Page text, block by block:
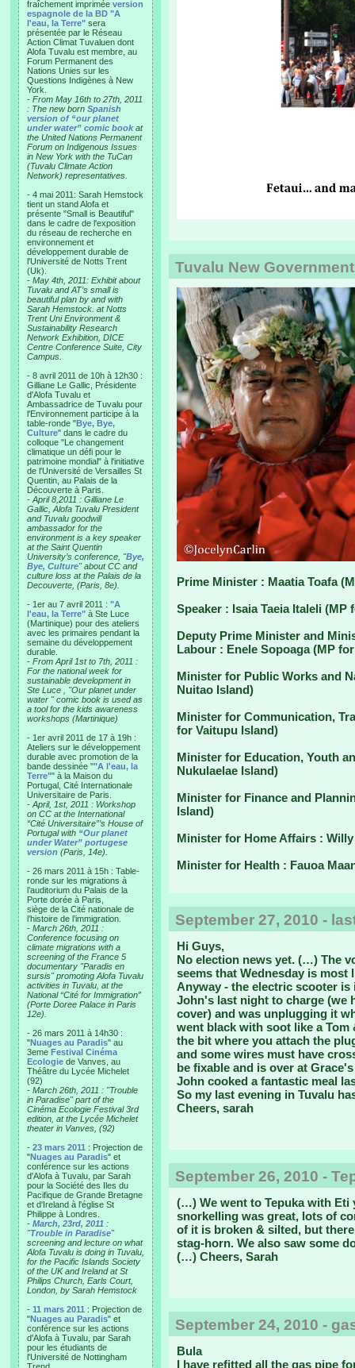
fraîchement imprimée version
espagnole de la BD "A
l'eau, la Terre" sera
présentée par le Réseau
Action Climat Tuvaluen dont
Alofa Tuvalu est membre, au
Forum Permanent des
Nations Unies sur les
Questions Indigènes à New
York.
- From May 16th to 27th, 2011
: The new born Spanish
version of “our planet
under water” comic book at
the United Nations Permanent
Forum on Indigenous Issues
in New York with the TuCan
(Tuvalu Climate Action
Network) representatives.
- 4 mai 2011: Sarah Hemstock
tient un stand Alofa et
présente "Small is Beautiful"
dans le cadre de l'exposition
du réseau de recherche en
environnement et
développement durable de
l'Université de Notts Trent
(Uk).
- May 4th, 2011: Exhibit about
Tuvalu and AT’s small is
beautiful plan by and with
Sarah Hemstock. at Notts
Trent Uni Environment &
Sustainability Research
Network Exhibition, DICE
Centre Conference Suite, City
Campus.
- 8 avril 2011 de 10h à 12h30 :
Gilliane Le Gallic, Présidente
d'Alofa Tuvalu et
Ambassadrice de Tuvalu pour
l'Environnement participe à la
table-ronde "Bye, Bye,
Culture" dans le cadre du
colloque "Le changement
climatique un défi pour le
patrimoine mondial" à l'initiative
de l'Université de Versailles St
Quentin, au Palais de la
Découverte à Paris.
- April 8,2011 : Gilliane Le
Gallic, Alofa Tuvalu President
and Tuvalu goodwill
ambassador for the
environment is a key speaker
at the Saint Quentin
University’s conference, "Bye,
Bye, Culture" about CC and
culture loss at the Palais de la
Decouverte, (Paris, 8e).
- 1er au 7 avril 2011 : "A
l'eau, la Terre" à Ste Luce
(Martinique) pour des ateliers
avec les primaires pendant la
semaine du développement
durable.
- From April 1st to 7th, 2011 :
For the national week for
sustainable development in
Ste Luce , "Our planet under
water " comic book is used as
a tool for the kids awareness
workshops (Martinique)
- 1er avril 2011 de 17 à 19h :
Ateliers sur le développement
durable avec promotion de la
bande dessinée ""A l'eau, la
Terre"" à la Maison du
Portugal, Cité Internationale
Universitaire de Paris.
- April, 1st, 2011 : Workshop
on CC at the International
“Cité Universitaire”’s House of
Portugal with “Our planet
under Water” portugese
version (Paris, 14e).
- 26 mars 2011 à 15h : Table-
ronde sur les migrations à
l’auditorium du Palais de la
Porte dorée à Paris,
siège de la Cité nationale de
l’histoire de l’immigration.
- March 26th, 2011 :
Conference focusing on
climate migrations with a
screening of the France 5
documentary "Paradis en
sursis" promoting Alofa Tuvalu
activities in Tuvalu, at the
National “Cité for Immigration”
(Porte Doree Palace in Paris
12e).
- 26 mars 2011 à 14h30 :
"Nuages au Paradis" au
3eme Festival Cinéma
Ecologie de Vanves, au
Théâtre du Lycée Michelet
(92)
- March 26th, 2011 : "Trouble
in Paradise" part of the
Cinéma Ecologie Festival 3rd
edition, at the Lycée Michelet
theater in Vanves, (92)
- 23 mars 2011 : Projection de
"Nuages au Paradis" et
conférence sur les actions
d'Alofa à Tuvalu, par Sarah
pour la Société des Iles du
Pacifique de Grande Bretagne
et d'Ireland à l'église St
Philippe à Londres.
- March, 23rd, 2011 :
"Trouble in Paradise"
screening and lecture on what
Alofa Tuvalu is doing in Tuvalu,
for the Pacific Islands Society
of the UK and Ireland at St
Philips Church, Earls Court,
London, by Sarah Hemstock
- 11 mars 2011 : Projection de
"Nuages au Paradis" et
conférence sur les actions
d'Alofa à Tuvalu, par Sarah
pour les étudiants de
l'Université de Nottingham
Tuvalu New Government
Prime Minister : Maatia Toafa
Speaker : Isaia Taeia Italeli (MP
Deputy Prime Minister and
Labour : Enele Sopoaga (MP
Minister for Public Works and
Nuitao Island)
Minister for Communication,
for Vaitupu Island)
Minister for Education, Youth
Nukulaelae Island)
Minister for Finance and
Island)
Minister for Home Affairs :
Minister for Health : Fauoa
September 27, 2010 -
Hi Guys,
No election news yet. (…) The
seems that Wednesday is
Anyway - the electric scooter
John's last night to charge (we
cover) and was unplugging it
went black with soot like a
the bit where you attach the
and some wires must have
be fixable and is over at
John cooked a fantastic meal
So my last evening in Tuvalu
Cheers, sarah
September 26, 2010 -
(…) We went to Tepuka with Eti
snorkelling was great, lots of
of it is broken & silted, but
stag-horn. We also saw some
(…) Cheers, Sarah
September 24, 2010 -
Bula
I have refitted all the gas pipe